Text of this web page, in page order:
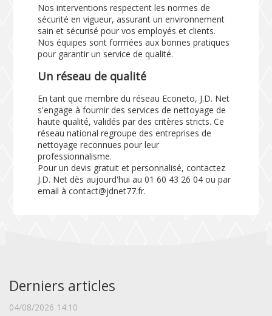
Nos interventions respectent les normes de
sécurité en vigueur, assurant un environnement
sain et sécurisé pour vos employés et clients.
Nos équipes sont formées aux bonnes pratiques
pour garantir un service de qualité.
Un réseau de qualité
En tant que membre du réseau Econeto, J.D. Net
s'engage à fournir des services de nettoyage de
haute qualité, validés par des critères stricts. Ce
réseau national regroupe des entreprises de
nettoyage reconnues pour leur
professionnalisme.
Pour un devis gratuit et personnalisé, contactez
J.D. Net dès aujourd'hui au 01 60 43 26 04 ou par
email à contact@jdnet77.fr.
Derniers articles
04/08/2026 14:10